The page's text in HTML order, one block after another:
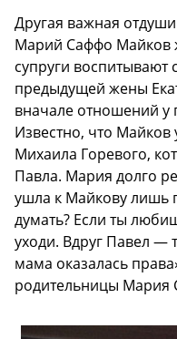
Другая важная
Марий Саффо Майков
супруги воспитывают
предыдущей жены
вначале отношений у
Известно, что Майков
Михаила Горевого,
Павла. Мария долго
ушла к Майкову лишь
думать? Если ты
уходи. Вдруг Павел —
мама оказалась
родительницы Мария